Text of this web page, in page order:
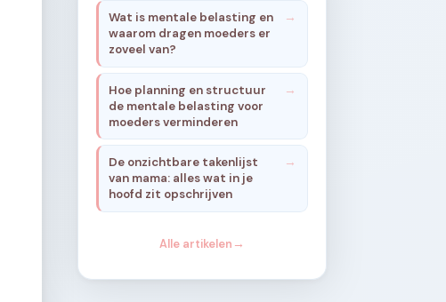
Wat is mentale belasting en
waarom dragen moeders er
zoveel van?
Hoe planning en structuur
de mentale belasting voor
moeders verminderen
De onzichtbare takenlijst
van mama: alles wat in je
hoofd zit opschrijven
Alle artikelen